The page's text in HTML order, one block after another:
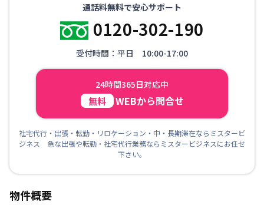
通話料無料で安心サポート
0120-302-190
受付時間：平日 10:00-17:00
24時間365日対応中
無料 WEBから問合せ
社宅代行・出張・転勤・リロケーション・中・長期滞在ならミスタービ
ジネス 急な出張や転勤・社宅代行業務ならミスタービジネスにお任せ
下さい。
物件概要